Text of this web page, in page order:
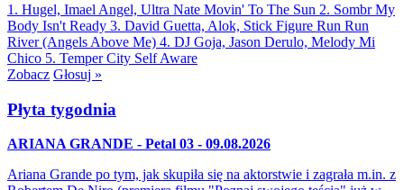
1. Hugel, Imael Angel, Ultra Nate Movin' To The Sun 2. Sombr My
Body Isn't Ready 3. David Guetta, Alok, Stick Figure Run Run
River (Angels Above Me) 4. DJ Goja, Jason Derulo, Melody Mi
Chico 5. Temper City Self Aware
Zobacz Głosuj »
Płyta tygodnia
ARIANA GRANDE - Petal 03 - 09.08.2026
Ariana Grande po tym, jak skupiła się na aktorstwie i zagrała m.in. z